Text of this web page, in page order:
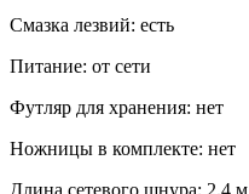
Смазка лезвий: есть
Питание: от сети
Футляр для хранения: нет
Ножницы в комплекте: нет
Длина сетевого шнура: 2.4 м